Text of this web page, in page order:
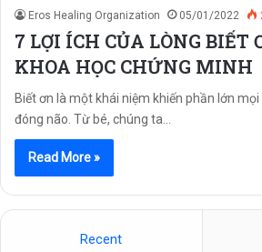
Eros Healing Organization 05/01/2022
7 LỢI ÍCH CỦA LÒNG BIẾT
KHOA HỌC CHỨNG MINH
Biết ơn là một khái niệm khiến phần lớn
đóng não. Từ bé, chúng ta…
Read More »
Recent